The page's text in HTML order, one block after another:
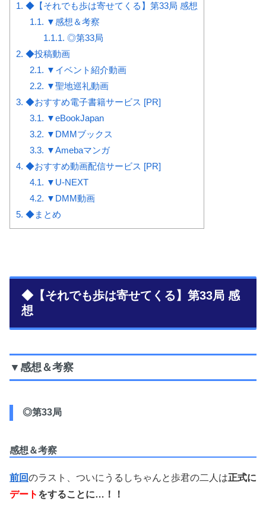
1. ◆【それでも歩は寄せてくる】第33局 感想
1.1. ▼感想＆考察
1.1.1. ◎第33局
2. ◆投稿動画
2.1. ▼イベント紹介動画
2.2. ▼聖地巡礼動画
3. ◆おすすめ電子書籍サービス [PR]
3.1. ▼eBookJapan
3.2. ▼DMMブックス
3.3. ▼Amebaマンガ
4. ◆おすすめ動画配信サービス [PR]
4.1. ▼U-NEXT
4.2. ▼DMM動画
5. ◆まとめ
◆【それでも歩は寄せてくる】第33局 感
想
▼感想＆考察
◎第33局
感想＆考察
前回のラスト、ついにうるしちゃんと歩君の二人は正式に
デート をすることに…！！